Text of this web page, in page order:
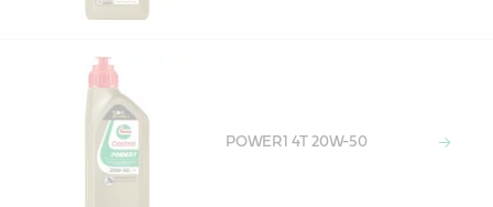
POWER1 4T 20W-50